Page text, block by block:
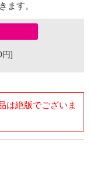
ます。
]
は絶版でございま